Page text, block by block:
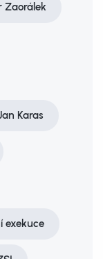
Zaorálek
Karas
exekuce